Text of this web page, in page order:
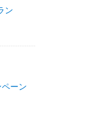
ン
ーン